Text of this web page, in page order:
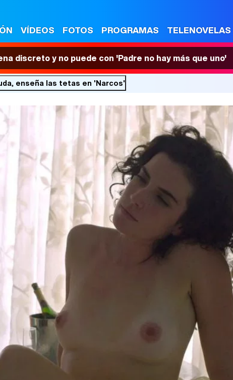
VÍDEOS FOTOS PROGRAMAS TELENOVELAS
discreto y no puede con 'Padre no hay más que uno'
enseña las tetas en 'Narcos'